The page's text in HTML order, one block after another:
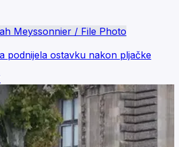
podnijela ostavku nakon pljačke